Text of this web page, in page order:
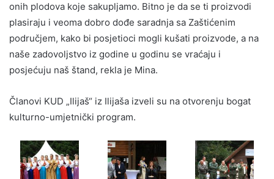
onih plodova koje sakupljamo. Bitno je da se ti proizvodi
plasiraju i veoma dobro dođe saradnja sa Zaštićenim
područjem, kako bi posjetioci mogli kušati proizvode, a na
naše zadovoljstvo iz godine u godinu se vraćaju i
posjećuju naš štand, rekla je Mina.
Članovi KUD „Ilijaš“ iz Ilijaša izveli su na otvorenju bogat
kulturno-umjetnički program.